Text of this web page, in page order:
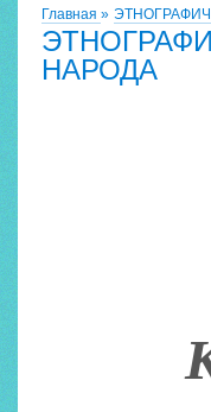
Главная »
НАРОДА